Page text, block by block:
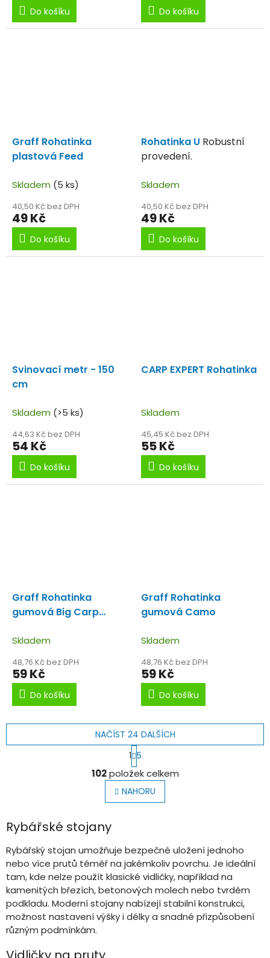
Do košíku Do košíku
Graff Rohatinka
plastová Feed
Skladem (5 ks)
40,50 Kč bez DPH
49 Kč
Do košíku
Rohatinka U Robustní
provedení.
Skladem
40,50 Kč bez DPH
49 Kč
Do košíku
Svinovací metr - 150
cm
Skladem (>5 ks)
44,63 Kč bez DPH
54 Kč
Do košíku
CARP EXPERT Rohatinka
Skladem
45,45 Kč bez DPH
55 Kč
Do košíku
Graff Rohatinka
gumová Big Carp
Skladem
48,76 Kč bez DPH
59 Kč
Do košíku
Graff Rohatinka
gumová Camo
Skladem
48,76 Kč bez DPH
59 Kč
Do košíku
O
v
l
á
í
p
r
v
k
y
v
NAČÍST 24 DALŠÍCH
S
t
r
á
n
k
í
1 5
102položek celkem
NAHORU
Rybářské stojany
Rybářský stojan umožňuje bezpečné uložení jednoho
nebo více prutů téměř na jakémkoliv povrchu. Je ideální
tam, kde nelze použít klasické vidličky, například na
kamenitých březích, betonových molech nebo tvrdém
podkladu. Moderní stojany nabízejí stabilní konstrukci,
možnost nastavení výšky i délky a snadné přizpůsobení
různým podmínkám.